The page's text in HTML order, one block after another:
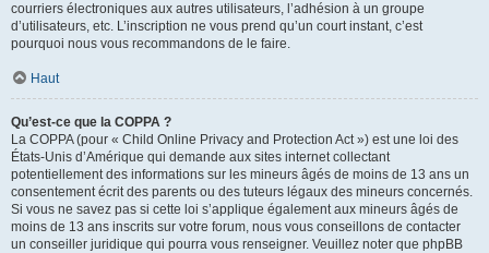
courriers électroniques aux autres utilisateurs, l’adhésion à un groupe
d’utilisateurs, etc. L’inscription ne vous prend qu’un court instant, c’est
pourquoi nous vous recommandons de le faire.
Haut
Qu’est-ce que la COPPA ?
La COPPA (pour « Child Online Privacy and Protection Act ») est une loi des
États-Unis d’Amérique qui demande aux sites internet collectant
potentiellement des informations sur les mineurs âgés de moins de 13 ans un
consentement écrit des parents ou des tuteurs légaux des mineurs concernés.
Si vous ne savez pas si cette loi s’applique également aux mineurs âgés de
moins de 13 ans inscrits sur votre forum, nous vous conseillons de contacter
un conseiller juridique qui pourra vous renseigner. Veuillez noter que phpBB